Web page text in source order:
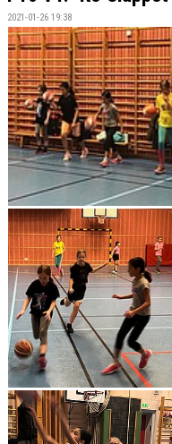
TRUPPEN
BILDGALLERI 2018-2023
BILDGALLERI 2024 O FRAMÅT
DOKUMENT
KONTAKT
BEAT-THE-PRO
CUPRESULTAT
2021-01-26 19:38